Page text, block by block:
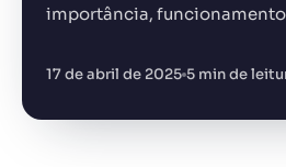
importância, funcionamento
17 de abril de 2025 5 min de
+14.000